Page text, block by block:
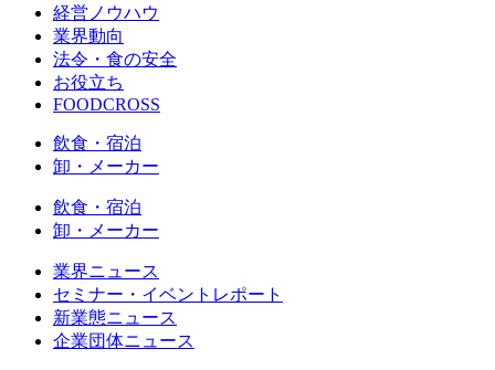
経営ノウハウ
業界動向
法令・食の安全
お役立ち
FOODCROSS
飲食・宿泊
卸・メーカー
飲食・宿泊
卸・メーカー
業界ニュース
セミナー・イベントレポート
新業態ニュース
企業団体ニュース